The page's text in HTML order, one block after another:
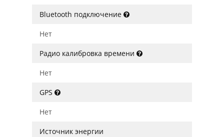
Bluetooth подключение
Нет
Радио калибровка времени
Нет
GPS
Нет
Источник энергии